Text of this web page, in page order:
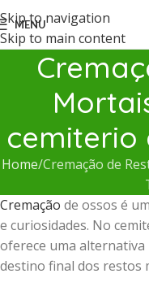
Skip to navigation
Skip to main content
MENU
cemiterio
Home Cremação de
Cremação de ossos é
e curiosidades. No
oferece uma
destino final dos restos